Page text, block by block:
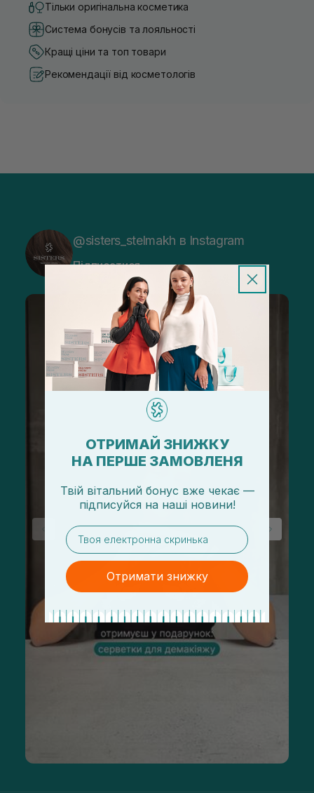
Тільки оригінальна косметика
Система бонусів та лояльності
Кращі ціни та топ товари
Рекомендації від косметологів
@sisters_stelmakh в Instagram
Підписатися
ОТРИМАЙ ЗНИЖКУ
НА ПЕРШЕ ЗАМОВЛЕНЯ
Твій вітальний бонус вже чекає —
підписуйся на наші новини!
email
Отримати знижку